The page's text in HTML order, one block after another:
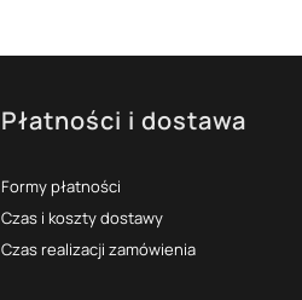
Płatności i dostawa
Formy płatności
Czas i koszty dostawy
Czas realizacji zamówienia